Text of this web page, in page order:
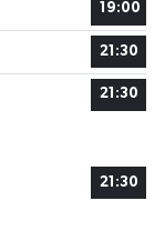
19:00
21:30
21:30
21:30